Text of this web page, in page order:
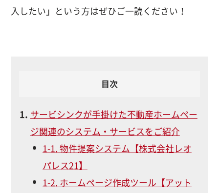
入したい」という方はぜひご一読ください！
目次
サービシンクが手掛けた不動産ホームペー
ジ関連のシステム・サービスをご紹介
1-1. 物件提案システム【株式会社レオ
パレス21】
1-2. ホームページ作成ツール【アット